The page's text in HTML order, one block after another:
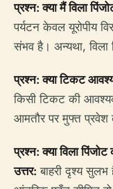
प्रश्न: क्या मैं विला
पर्यटन केवल यूरोपीय
संभव है। अन्यथा, विला
प्रश्न: क्या टिकट
किसी टिकट की
आमतौर पर मुफ्त
प्रश्न: क्या विला
उत्तर: बाहरी दृश्य सुलभ